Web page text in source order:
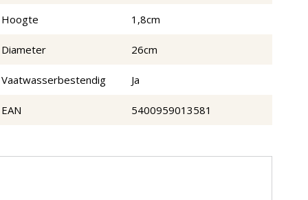
Hoogte 1,8cm
Diameter 26cm
Vaatwasserbestendig Ja
EAN 5400959013581